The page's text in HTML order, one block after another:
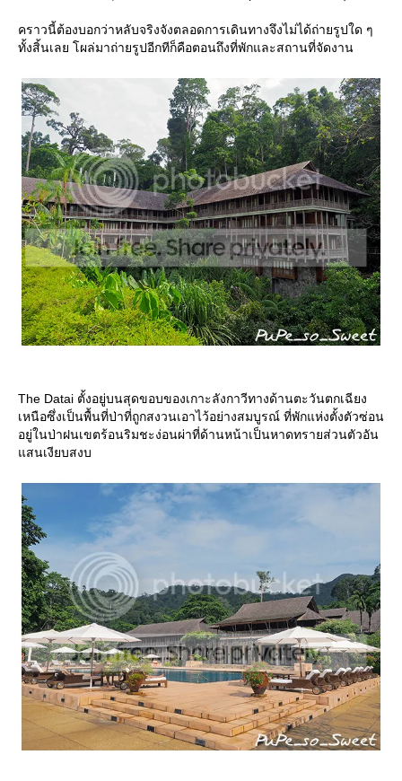
คราวนี้ต้องบอกว่าหลับจริงจังตลอดการเดินทางจึงไม่ได้ถ่ายรูปใด ๆ
ทั้งสิ้นเลย โผล่มาถ่ายรูปอีกทีก็คือตอนถึงที่พักและสถานที่จัดงาน
The Datai ตั้งอยู่บนสุดขอบของเกาะลังกาวีทางด้านตะวันตกเฉียง
เหนือซึ่งเป็นพื้นที่ป่าที่ถูกสงวนเอาไว้อย่างสมบูรณ์ ที่พักแห่งตั้งตัวซ่อน
อยู่ในป่าฝนเขตร้อนริมชะง่อนผ่าที่ด้านหน้าเป็นหาดทรายส่วนตัวอัน
สนเงียบสงบ